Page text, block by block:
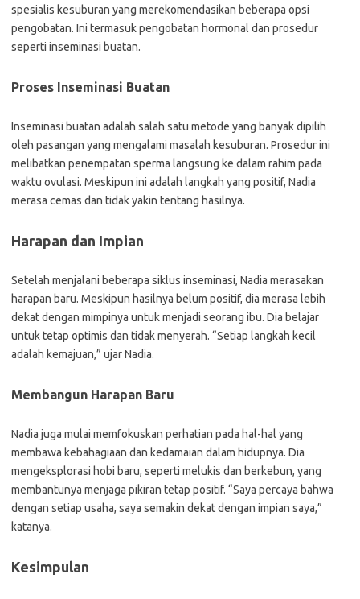
spesialis kesuburan yang merekomendasikan beberapa opsi
pengobatan. Ini termasuk pengobatan hormonal dan prosedur
seperti inseminasi buatan.
Proses Inseminasi Buatan
Inseminasi buatan adalah salah satu metode yang banyak dipilih
oleh pasangan yang mengalami masalah kesuburan. Prosedur ini
melibatkan penempatan sperma langsung ke dalam rahim pada
waktu ovulasi. Meskipun ini adalah langkah yang positif, Nadia
merasa cemas dan tidak yakin tentang hasilnya.
Harapan dan Impian
Setelah menjalani beberapa siklus inseminasi, Nadia merasakan
harapan baru. Meskipun hasilnya belum positif, dia merasa lebih
dekat dengan mimpinya untuk menjadi seorang ibu. Dia belajar
untuk tetap optimis dan tidak menyerah. “Setiap langkah kecil
adalah kemajuan,” ujar Nadia.
Membangun Harapan Baru
Nadia juga mulai memfokuskan perhatian pada hal-hal yang
membawa kebahagiaan dan kedamaian dalam hidupnya. Dia
mengeksplorasi hobi baru, seperti melukis dan berkebun, yang
membantunya menjaga pikiran tetap positif. “Saya percaya bahwa
dengan setiap usaha, saya semakin dekat dengan impian saya,”
katanya.
Kesimpulan